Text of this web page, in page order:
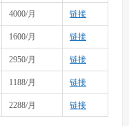
4000/月 链接
1600/月 链接
2950/月 链接
1188/月 链接
2288/月 链接